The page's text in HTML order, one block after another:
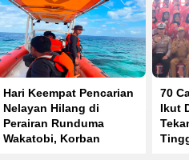
Hari Keempat Pencarian
Nelayan Hilang di
Perairan Runduma
Wakatobi, Korban
70
Ikut